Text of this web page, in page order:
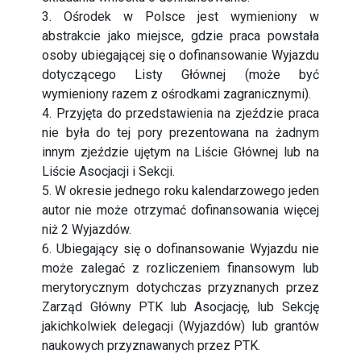
3. Ośrodek w Polsce jest wymieniony w
abstrakcie jako miejsce, gdzie praca powstała
osoby ubiegającej się o dofinansowanie Wyjazdu
dotyczącego Listy Głównej (może być
wymieniony razem z ośrodkami zagranicznymi).
4. Przyjęta do przedstawienia na zjeździe praca
nie była do tej pory prezentowana na żadnym
innym zjeździe ujętym na Liście Głównej lub na
Liście Asocjacji i Sekcji.
5. W okresie jednego roku kalendarzowego jeden
autor nie może otrzymać dofinansowania więcej
niż 2 Wyjazdów.
6. Ubiegający się o dofinansowanie Wyjazdu nie
może zalegać z rozliczeniem finansowym lub
merytorycznym dotychczas przyznanych przez
Zarząd Główny PTK lub Asocjację, lub Sekcję
jakichkolwiek delegacji (Wyjazdów) lub grantów
naukowych przyznawanych przez PTK.